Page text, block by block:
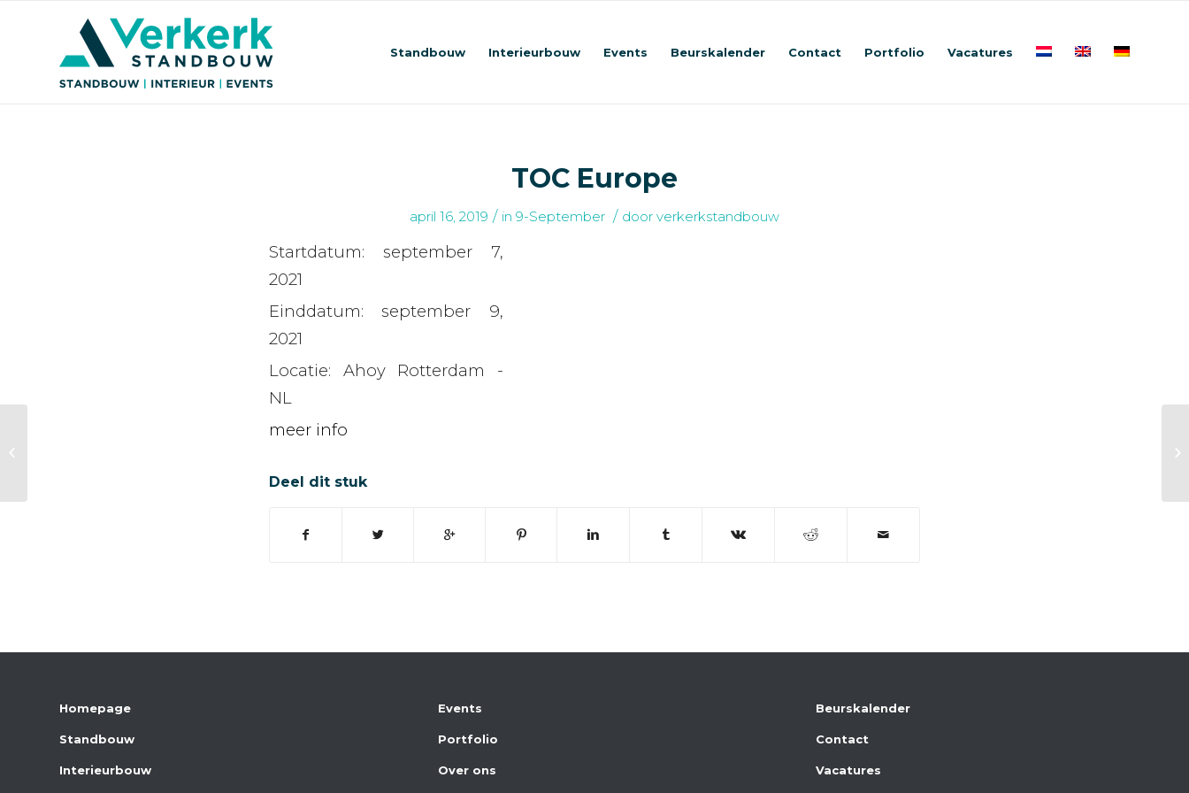
Standbouw Interieurbouw Events Beurskalender Contact Portfolio Vacatures
TOC Europe
april 16, 2019 / in 9-September / door verkerkstandbouw
Startdatum: september 7,
2021
Einddatum:september 9,
2021
Locatie: Ahoy Rotterdam -
NL
meer info
Deel dit stuk
Homepage
Standbouw
Interieurbouw
Events
Portfolio
Over ons
Beurskalender
Contact
Vacatures